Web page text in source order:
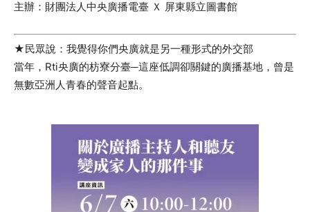
主辦：財團法人中央廣播電臺 Ｘ 屏東縣立圖書館
★民眾說：我覺得你們央廣就是另一種形式的外交部
當年，Rti央廣的枋寮分臺─這座低調卻關鍵的廣播基地，曾是
無數亞洲人青春的聲音起點。